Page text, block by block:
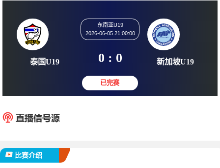
东南亚U19
2026-06-05 21:00:00
0 : 0
比赛介绍